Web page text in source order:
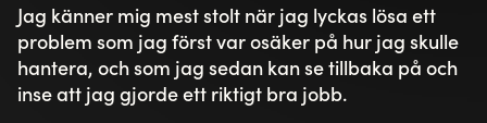
Jag känner mig mest stolt när jag lyckas lösa ett
problem som jag först var osäker på hur jag skulle
hantera, och som jag sedan kan se tillbaka på och
inse att jag gjorde ett riktigt bra jobb.